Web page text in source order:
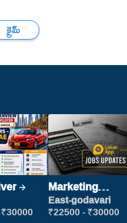
క్రైమ్
Marketing
Executive
East-godavari
₹22500 - ₹30000